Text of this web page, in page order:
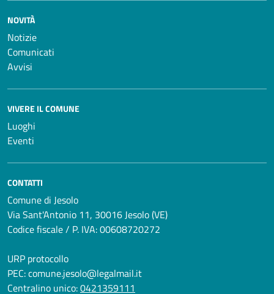
NOVITÀ
Notizie
Comunicati
Avvisi
VIVERE IL COMUNE
Luoghi
Eventi
CONTATTI
Comune di Jesolo
Via Sant'Antonio 11, 30016 Jesolo (VE)
Codice fiscale / P. IVA: 00608720272
URP protocollo
PEC:comune.jesolo@legalmail.it
Centralino unico:0421359111